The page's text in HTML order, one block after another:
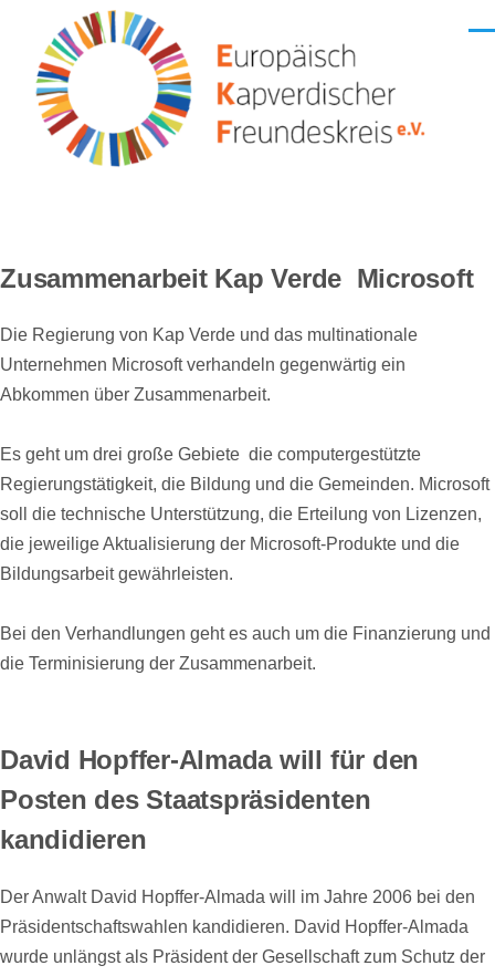
Direkt zum Inhalt
Zusammenarbeit Kap Verde  Microsoft
Die Regierung von Kap Verde und das multinationale
Unternehmen Microsoft verhandeln gegenwärtig ein
Abkommen über Zusammenarbeit.
Es geht um drei große Gebiete  die computergestützte
Regierungstätigkeit, die Bildung und die Gemeinden. Microsoft
soll die technische Unterstützung, die Erteilung von Lizenzen,
die jeweilige Aktualisierung der Microsoft-Produkte und die
Bildungsarbeit gewährleisten.
Bei den Verhandlungen geht es auch um die Finanzierung und
die Terminisierung der Zusammenarbeit.
David Hopffer-Almada will für den
Posten des Staatspräsidenten
kandidieren
Der Anwalt David Hopffer-Almada will im Jahre 2006 bei den
Präsidentschaftswahlen kandidieren. David Hopffer-Almada
wurde unlängst als Präsident der Gesellschaft zum Schutz der